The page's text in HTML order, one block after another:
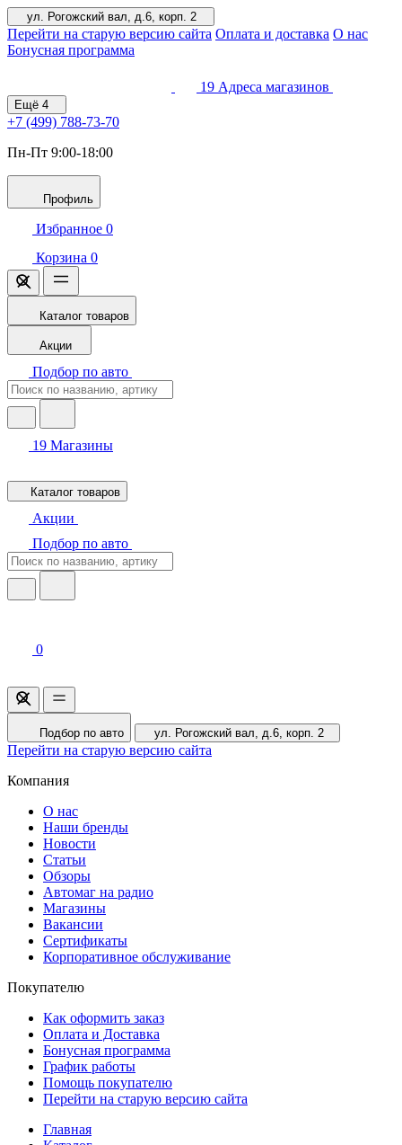
ул. Рогожский вал, д.6, корп. 2
Перейти на старую версию сайта Оплата и доставка О нас
Бонусная программа
19 Адреса магазинов
Ещё 4
+7 (499) 788-73-70
Пн-Пт 9:00-18:00
Профиль
Избранное 0
Корзина 0
Каталог товаров
Акции
Подбор по авто
19 Магазины
Каталог товаров
Акции
Подбор по авто
0
Подбор по авто ул. Рогожский вал, д.6, корп. 2
Перейти на старую версию сайта
Компания
О нас
Наши бренды
Новости
Статьи
Обзоры
Автомаг на радио
Магазины
Вакансии
Сертификаты
Корпоративное обслуживание
Покупателю
Как оформить заказ
Оплата и Доставка
Бонусная программа
График работы
Помощь покупателю
Перейти на старую версию сайта
Главная